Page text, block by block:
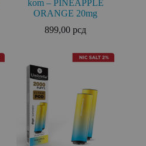
kom – PINEAPPLE
ORANGE 20mg
899,00рсд